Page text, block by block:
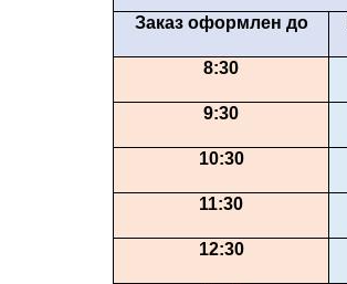
Заказ оформлен до
8:30
9:30
10:30
11:30
12:30